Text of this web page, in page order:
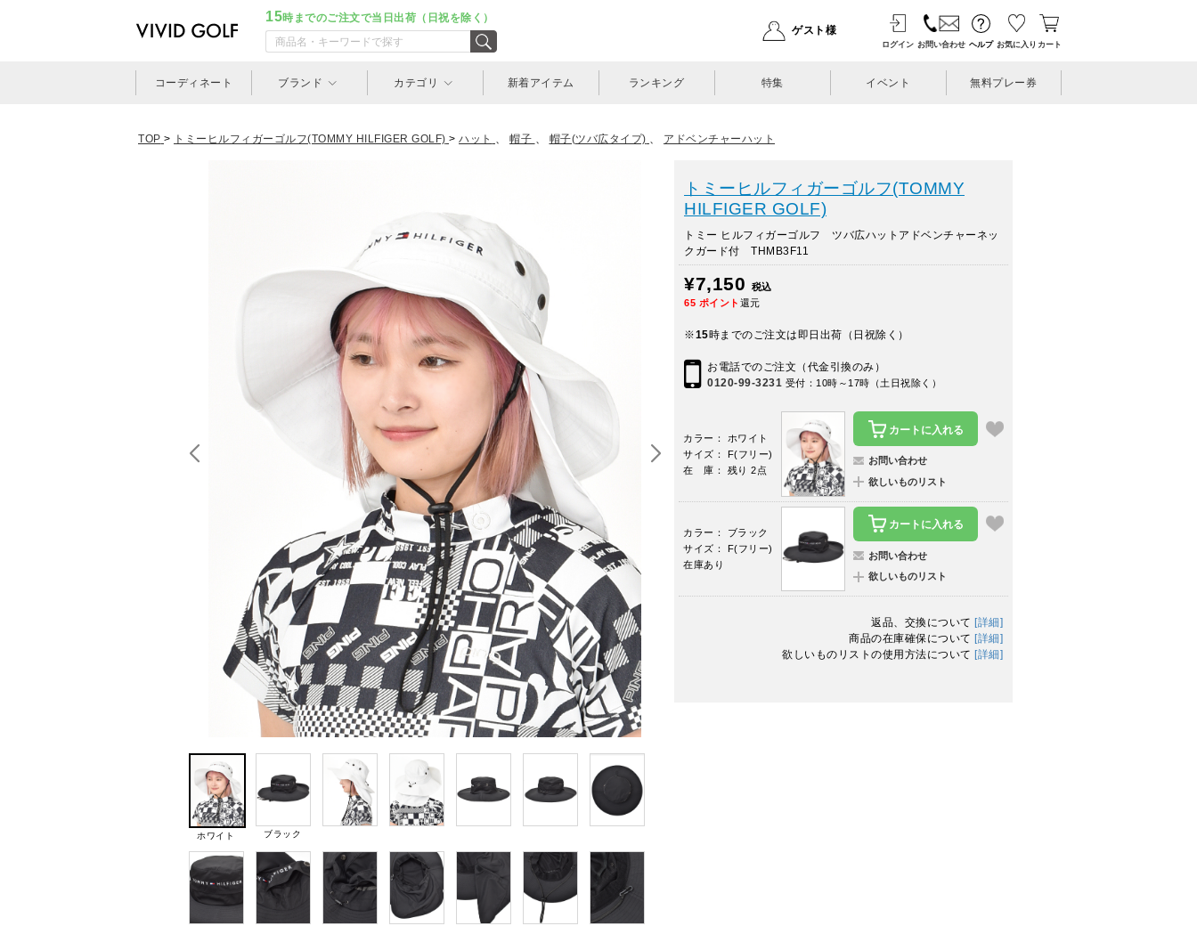
15時までのご注文で当日出荷（日祝を除く）
ゲスト様
ログイン お問い合わせ ヘルプ お気に入り カート
コーディネート ブランド カテゴリ 新着アイテム ランキング 特集 イベント 無料プレー券
TOP > トミーヒルフィガーゴルフ(TOMMY HILFIGER GOLF) > ハット 、 帽子 、 帽子(ツバ広タイプ) 、 アドベンチャーハット
ホワイト ブラック
トミーヒルフィガーゴルフ(TOMMY
HILFIGER GOLF)
トミー ヒルフィガーゴルフ ツバ広ハットアドベンチャーネッ
クガード付 THMB3F11
¥7,150
税込
65 ポイント 還元
※15時までのご注文は即日出荷（日祝除く）
お電話でのご注文（代金引換のみ）
0120-99-3231 受付：10時～17時（土日祝除く）
カラー： ホワイト
サイズ： F(フリー)
在 庫： 残り 2点
カートに入れる
お問い合わせ
欲しいものリスト
カラー： ブラック
サイズ： F(フリー)
在庫あり
カートに入れる
お問い合わせ
欲しいものリスト
返品、交換について [詳細]
商品の在庫確保について [詳細]
欲しいものリストの使用方法について [詳細]